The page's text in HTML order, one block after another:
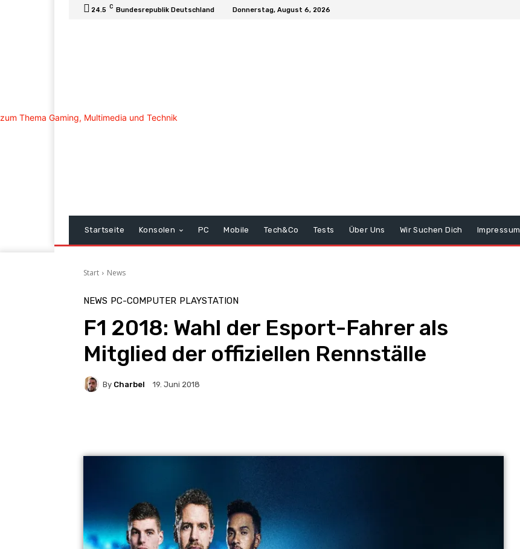
24.5 C Bundesrepublik Deutschland Donnerstag, August 6, 2026
Startseite Konsolen PC Mobile Tech&Co Tests Über Uns Wir Suchen Dich Impressum
Start News
NEWS PC-COMPUTER PLAYSTATION
F1 2018: Wahl der Esport-Fahrer als
Mitglied der offiziellen Rennställe
By Charbel 19. Juni 2018